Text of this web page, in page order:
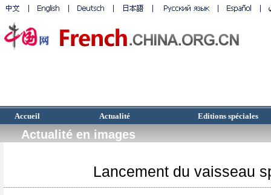
Accueil Actualité Editions spéciales
Actualité en images
Lancement du vaisseau